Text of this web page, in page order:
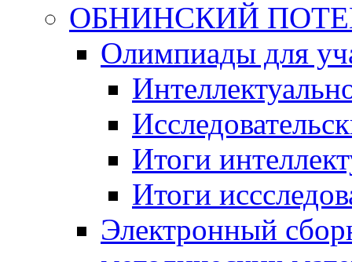
ОБНИНСКИЙ
Олимпиады для
Итоги
Итоги
Электронный